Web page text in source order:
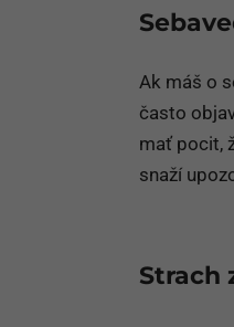
Ak máš o
často
mať pocit,
snaží
Strach